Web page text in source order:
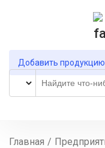
Добавить продукцию
Главная /